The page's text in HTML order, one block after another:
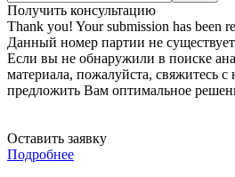
Получить консультацию
Thank you! Your submission has been
Данный номер партии не
Если вы не обнаружили в поиске
материала, пожалуйста, свяжитесь
предложить Вам оптимальное
Оставить заявку
Подробнее